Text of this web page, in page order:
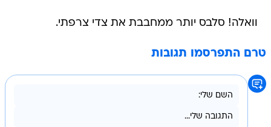
וואלה! סלבס יותר ממחבבת את צדי צרפתי.
טרם התפרסמו תגובות